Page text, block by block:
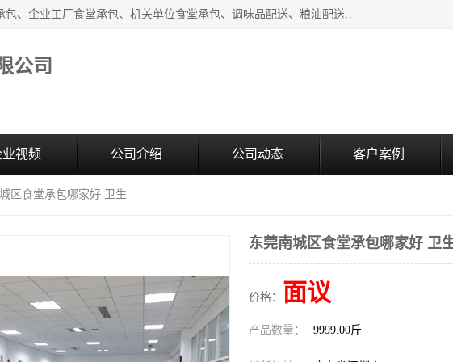
东莞市康隆膳食管理有限公司主要从事：蔬菜配送、食堂承包、企业工厂食堂承包、机关单位食堂承包、调味品配送、粮油配送、干货配送、副食配送、水果配送、海鲜配送等业务，东莞蔬菜配送电话，咨询在线客服。
公司
视频 公司介绍 公司动态 客户案例
区食堂承包哪家好 卫生
东莞南城区食堂承包哪家好 卫
价格： 面议
产品数量： 9999.00斤